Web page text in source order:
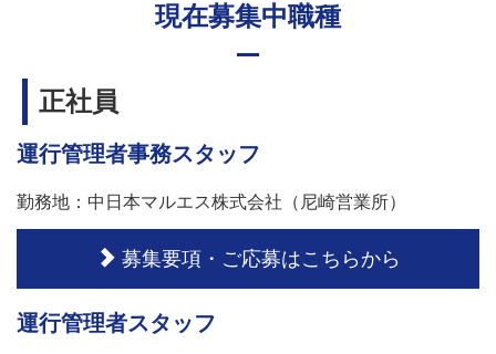
現在募集中職種
正社員
運行管理者事務スタッフ
勤務地：中日本マルエス株式会社（尼崎営業所）
募集要項・ご応募はこちらから
運行管理者スタッフ